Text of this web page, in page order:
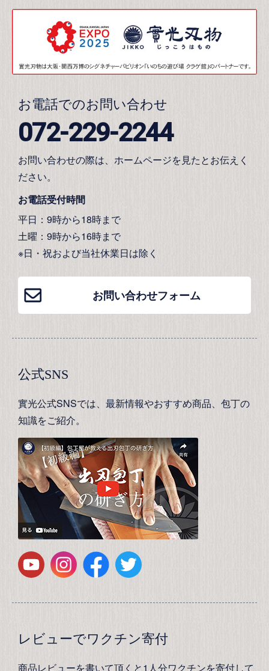
お電話でのお問い合わせ
072-229-2244
お問い合わせの際は、ホームページを見たとお伝えく
ださい。
お電話受付時間
平日：9時から18時まで
土曜：9時から16時まで
※日・祝および当社休業日は除く
お問い合わせフォーム
公式SNS
實光公式SNSでは、最新情報やおすすめ商品、包丁の
知識をご紹介。
レビューでワクチン寄付
商品レビューを書いて頂くと1人分ワクチンを寄付して